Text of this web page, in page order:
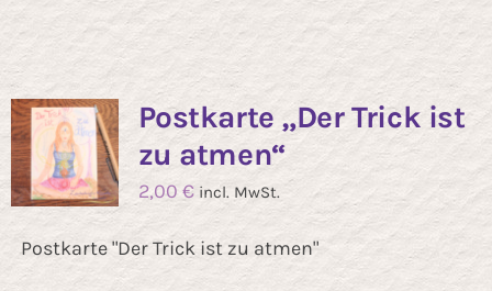
Postkarte „Der Trick ist
zu atmen“
2,00 € incl. MwSt.
Postkarte "Der Trick ist zu atmen"